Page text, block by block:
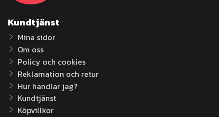
Kundtjänst
Mina sidor
Om oss
Policy och cookies
Reklamation och retur
Hur handlar jag?
Kundtjänst
Köpvillkor